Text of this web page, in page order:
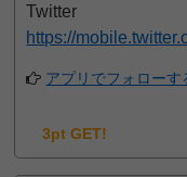
Twitter
https://
アプリでフォローす
3pt GET!